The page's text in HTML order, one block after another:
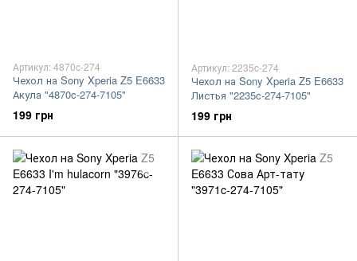
Артикул: 4870c-274
Чехол на Sony Xperia Z5 E6633
Акула "4870c-274-7105"
199 грн
Артикул: 2235c-274
Чехол на Sony Xperia Z5 E6633
Листья "2235c-274-7105"
199 грн